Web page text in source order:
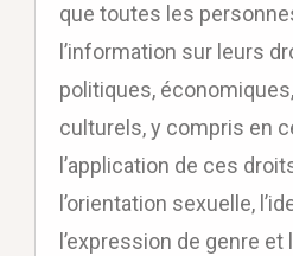
que toutes les
l’information sur leurs
politiques,
culturels, y compris en
l’application de ces
l’orientation sexuelle,
l’expression de genre et